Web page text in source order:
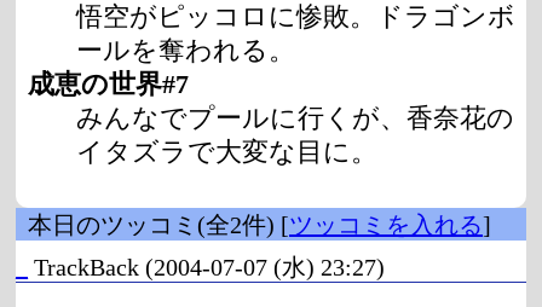
悟空がピッコロに惨敗。ドラゴンボ
ールを奪われる。
成恵の世界#7
みんなでプールに行くが、香奈花の
イタズラで大変な目に。
本日のツッコミ(全2件) [ツッコミを入れる]
TrackBack (2004-07-07 (水) 23:27)